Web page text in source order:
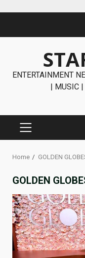
ENTERTAINMENT
| MUSIC |
PRIMARY
Home GOLDEN
GOLDEN